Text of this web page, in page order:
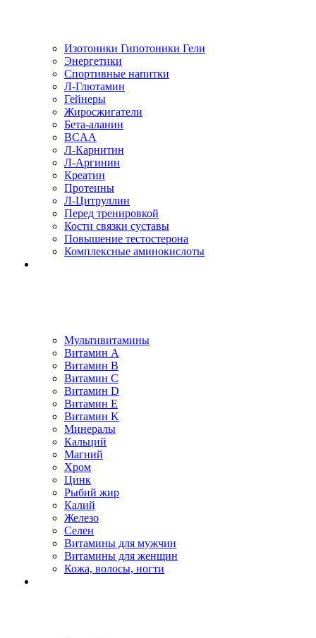
Изотоники Гипотоники Гели
Энергетики
Спортивные напитки
Л-Глютамин
Гейнеры
Жиросжигатели
Бета-аланин
BCAA
Л-Карнитин
Л-Аргинин
Креатин
Протеины
Л-Цитруллин
Перед тренировкой
Кости связки суставы
Повышение тестостерона
Комплексные аминокислоты
Мультивитамины
Витамин A
Витамин B
Витамин C
Витамин D
Витамин E
Витамин K
Минералы
Кальций
Магний
Хром
Цинк
Рыбий жир
Калий
Железо
Селен
Витамины для мужчин
Витамины для женщин
Кожа, волосы, ногти